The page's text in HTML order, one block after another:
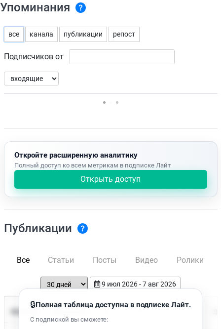
Упоминания
все канала публикации репост
Подписчиков от
Нет доступных упоминаний.
Откройте расширенную аналитику
Полный доступ ко всем метрикам в подписке Лайт
Открыть доступ
Публикации
Все Статьи Посты Видео Ролики
9 июл 2026 - 7 авг 2026
Время чтения
🔒Полная таблица доступна в подписке Лайт.
С подпиской вы сможете: